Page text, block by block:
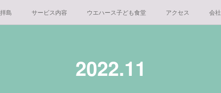
島 サービス内容 ウエハース子ども食堂 アクセス 会
2022.11